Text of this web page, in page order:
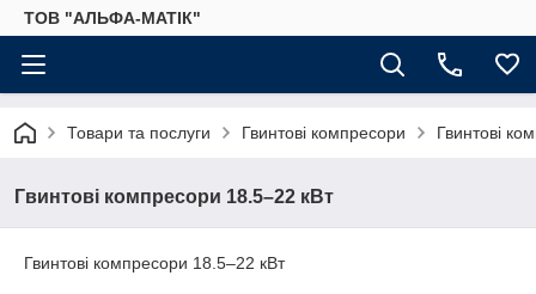
ТОВ "АЛЬФА-МАТІК"
Товари та послуги Гвинтові компресори Гвинтові
Гвинтові компресори 18.5–22 кВт
Гвинтові компресори 18.5–22 кВт